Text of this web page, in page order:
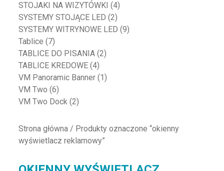
STOJAKI NA WIZYTÓWKI (4)
SYSTEMY STOJĄCE LED (2)
SYSTEMY WITRYNOWE LED (9)
Tablice (7)
TABLICE DO PISANIA (2)
TABLICE KREDOWE (4)
VM Panoramic Banner (1)
VM Two (6)
VM Two Dock (2)
Strona główna / Produkty oznaczone “okienny
wyświetlacz reklamowy”